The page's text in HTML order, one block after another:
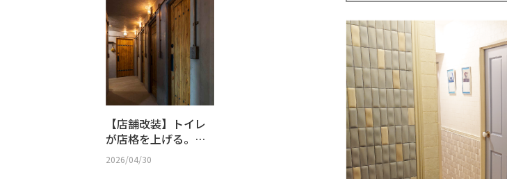
【店舗改装】トイレ
が店格を上げる。究
極の来客用パウダー
ルームの秘密
2026/04/30